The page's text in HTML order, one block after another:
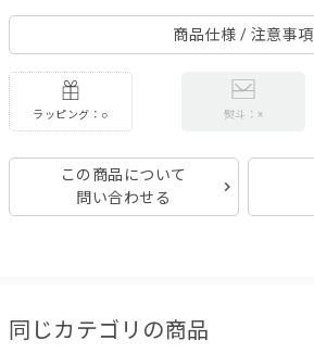
商品仕様 / 注意事項
ラッピング：○ 熨斗：×
この商品について
問い合わせる
同じカテゴリの商品